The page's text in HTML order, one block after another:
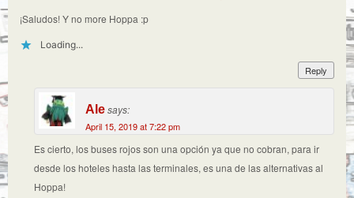
¡Saludos! Y no more Hoppa :p
Loading...
Reply
Alesays:
April 15, 2019 at 7:22 pm
Es cierto, los buses rojos son una opción ya que no cobran, para ir
desde los hoteles hasta las terminales, es una de las alternativas al
Hoppa!